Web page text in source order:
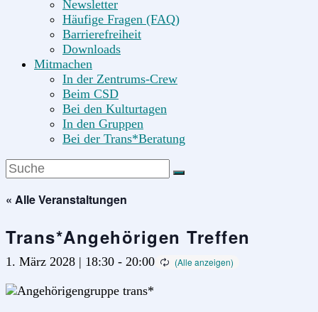
Newsletter
Häufige Fragen (FAQ)
Barrierefreiheit
Downloads
Mitmachen
In der Zentrums-Crew
Beim CSD
Bei den Kulturtagen
In den Gruppen
Bei der Trans*Beratung
« Alle Veranstaltungen
Trans*Angehörigen Treffen
1. März 2028 | 18:30 - 20:00